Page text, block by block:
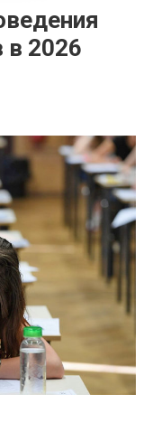
в 2026